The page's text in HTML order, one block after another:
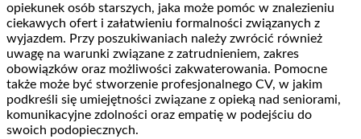
opiekunek osób starszych, jaka może pomóc w znalezieniu
ciekawych ofert i załatwieniu formalności związanych z
wyjazdem. Przy poszukiwaniach należy zwrócić również
uwagę na warunki związane z zatrudnieniem, zakres
obowiązków oraz możliwości zakwaterowania. Pomocne
także może być stworzenie profesjonalnego CV, w jakim
podkreśli się umiejętności związane z opieką nad seniorami,
komunikacyjne zdolności oraz empatię w podejściu do
swoich podopiecznych.